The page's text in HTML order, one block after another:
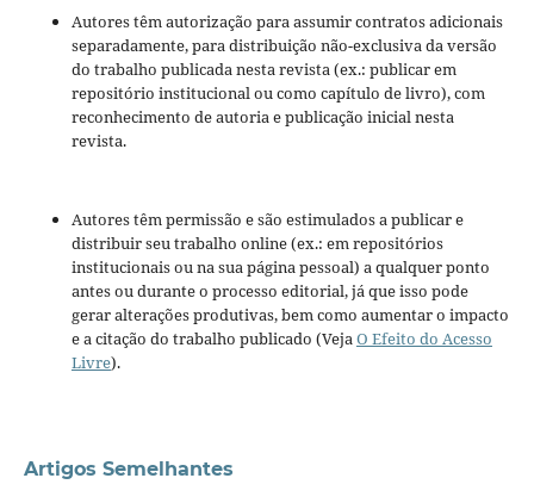
Autores têm autorização para assumir contratos adicionais
separadamente, para distribuição não-exclusiva da versão
do trabalho publicada nesta revista (ex.: publicar em
repositório institucional ou como capítulo de livro), com
reconhecimento de autoria e publicação inicial nesta
revista.
Autores têm permissão e são estimulados a publicar e
distribuir seu trabalho online (ex.: em repositórios
institucionais ou na sua página pessoal) a qualquer ponto
antes ou durante o processo editorial, já que isso pode
gerar alterações produtivas, bem como aumentar o impacto
e a citação do trabalho publicado (VejaO Efeito do Acesso
Livre).
Artigos Semelhantes